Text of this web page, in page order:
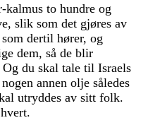
kalmus to hundre og
, slik som det gjøres av
som dertil hører, og
dem, så de blir
Og du skal tale til Israels
nogen annen olje således
utryddes av sitt folk.
hvert.